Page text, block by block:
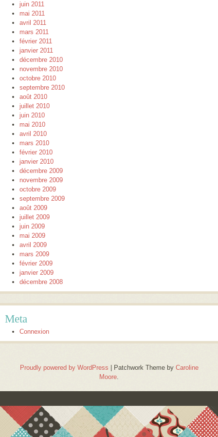
juin 2011
mai 2011
avril 2011
mars 2011
février 2011
janvier 2011
décembre 2010
novembre 2010
octobre 2010
septembre 2010
août 2010
juillet 2010
juin 2010
mai 2010
avril 2010
mars 2010
février 2010
janvier 2010
décembre 2009
novembre 2009
octobre 2009
septembre 2009
août 2009
juillet 2009
juin 2009
mai 2009
avril 2009
mars 2009
février 2009
janvier 2009
décembre 2008
Meta
Connexion
Proudly powered by WordPress | Patchwork Theme by Caroline
Moore